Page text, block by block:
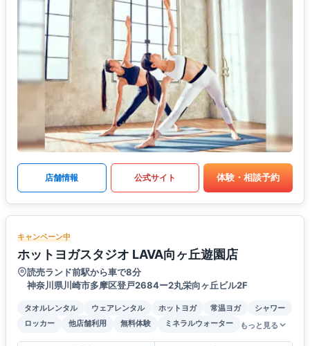
店舗情報 公式サイト 体験・相談予約
キャンペーン中
ホットヨガスタジオ LAVA向ヶ丘遊園店
読売ランド前駅から車で8分
神奈川県川崎市多摩区登戸2684ー2丸栄向ヶ丘ビル2F
タオルレンタル ウェアレンタル ホットヨガ 常温ヨガ
シャワー
ロッカー
他店舗利用 無料体験 ミネラルウォーター もっと見る